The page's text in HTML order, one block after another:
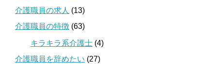
介護職員の求人 (13)
介護職員の特徴 (63)
キラキラ系介護士 (4)
介護職員を辞めたい (27)